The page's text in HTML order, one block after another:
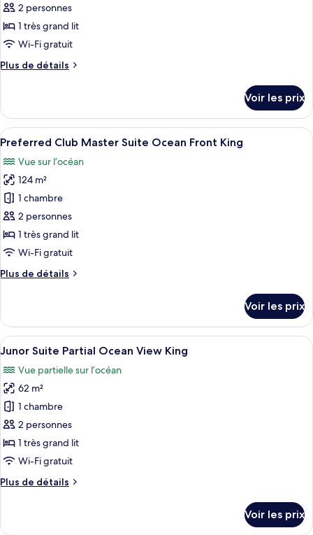
Swim
Out
King
ce
type
de
chambre :
Preferred
Suite
Ocean
Front
Swim
Out
King
2 personnes
1 très grand lit
Wi-Fi gratuit
Plus de détails
Plus
le
type
de
Preferred
Club
Master
Suite
Ocean
Front
Swim
Out
Voir les prix
Afficher
toutes
les
photos
pour
ce
type
de
chambre :
Preferred
Suite
Ocean
Front
King
Une chambre d’hôtel moderne
4
Preferred Club Master Suite Ocean Front King
Vue sur l’océan
124 m²
1 chambre
2 personnes
1 très grand lit
Wi-Fi gratuit
Plus de détails
Plus
le
type
de
Preferred
Club
Master
Suite
Ocean
Front
King
Voir les prix
Afficher
toutes
les
photos
pour
ce
type
de
chambre :
Junor
Une chambre à coucher avec un
2
Junor Suite Partial Ocean View King
Vue partielle sur l’océan
62 m²
1 chambre
2 personnes
1 très grand lit
Wi-Fi gratuit
Plus de détails
Plus
le
Voir les prix